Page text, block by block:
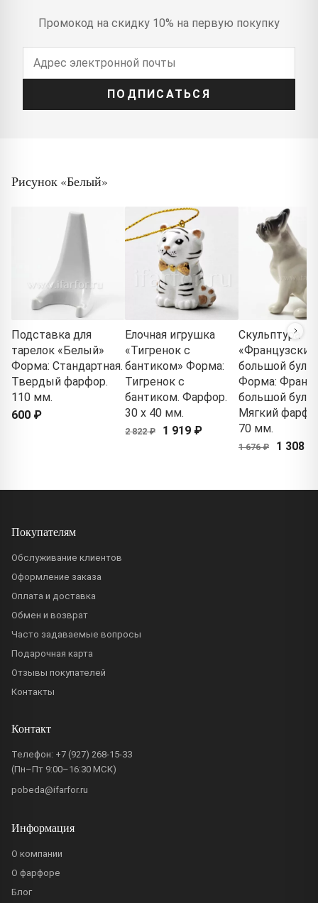
Промокод на скидку 10% на первую покупку
ПОДПИСАТЬСЯ
Рисунок «Белый»
Подставка для
тарелок «Белый»
Форма: Стандартная.
Твердый фарфор.
110 мм.
600 ₽
Елочная игрушка
«Тигренок с
бантиком» Форма:
Тигренок с
бантиком. Фарфор.
30 x 40 мм.
2 822 ₽ 1 919 ₽
Скульптура
«Французский
большой
Форма:
большой
Мягкий
70 мм.
1 676 ₽ 1 308 ₽
Покупателям
Обслуживание клиентов
Оформление заказа
Оплата и доставка
Обмен и возврат
Часто задаваемые вопросы
Подарочная карта
Отзывы покупателей
Контакты
Контакт
Телефон: +7 (927) 268-15-33
(Пн–Пт 9:00–16:30 МСК)
pobeda@ifarfor.ru
Информация
О компании
О фарфоре
Блог